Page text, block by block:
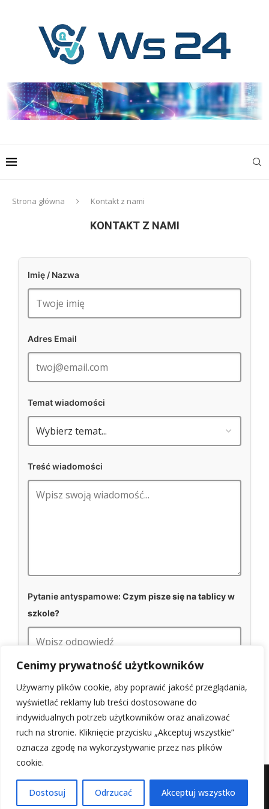
Cenimy prywatność użytkowników
Używamy plików cookie, aby poprawić jakość przeglądania,
wyświetlać reklamy lub treści dostosowane do
indywidualnych potrzeb użytkowników oraz analizować
ruch na stronie. Kliknięcie przycisku „Akceptuj wszystkie”
oznacza zgodę na wykorzystywanie przez nas plików
cookie.
Dostosuj Odrzucać Akceptuj wszystko
Strona główna Kontakt z nami
KONTAKT Z NAMI
Imię / Nazwa
Adres Email
Temat wiadomości
Treść wiadomości
Pytanie antyspamowe: Czym pisze się na tablicy w
szkole?
WYŚLIJ WIADOMOŚĆ
Mapa witryny Kontakt z nami